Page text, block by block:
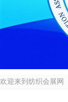
欢迎来到纺织会展网